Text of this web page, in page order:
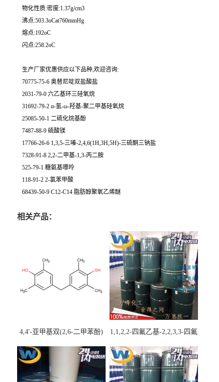
物化性质:密度:1.37g/cm3
沸点:503.3oCat760mmHg
熔点:192oC
闪点:258.2oC
生产厂家优惠供应以下品种,欢迎咨询:
70775-75-6 奥替尼啶双盐酸盐
2031-79-0 六乙基环三硅氧烷
31692-79-2 α-氢-ω-羟基-聚二甲基硅氧烷
25085-50-1 二硫化烷基酚
7487-88-9 硫酸镁
17766-26-6 1,3,5-三嗪-2,4,6(1H,3H,5H)-三硫酮三钠盐
7328-91-8 2,2-二甲基-1,3-丙二胺
525-79-1 糖氨基嘌呤
118-91-2 2-氯苯甲酸
68439-50-9 C12-C14 脂肪醇聚氧乙烯醚
相关产品：
4,4'-亚甲基双(2,6-二甲苯酚)
1,1,2,2-四氟乙基-2,2,3,3-四氟